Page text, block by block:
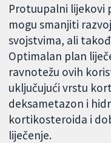
Protuupalni
mogu smanjiti
svojstvima, ali
Optimalan plan
ravnotežu ovih
uključujući vrstu
deksametazon i
kortikosteroida i
liječenje.